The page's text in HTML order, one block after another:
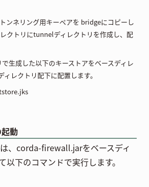
ンネリング用キーペアを bridgeにコピーし
クトリにtunnelディレクトリを作成し、配
生成した以下のキーストアをベースディレ
レクトリ配下に配置します。
動
、corda-firewall.jarをベースディ
以下のコマンドで実行します。